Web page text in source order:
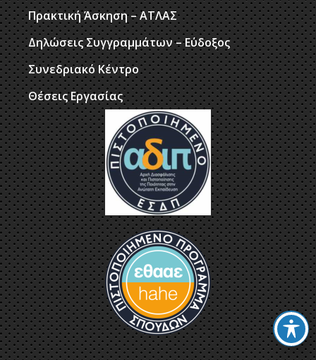
Πρακτική Άσκηση – ΑΤΛΑΣ
Δηλώσεις Συγγραμμάτων – Εύδοξος
Συνεδριακό Κέντρο
Θέσεις Εργασίας